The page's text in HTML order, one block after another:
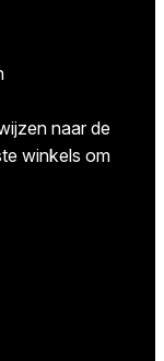
naar de
winkels om